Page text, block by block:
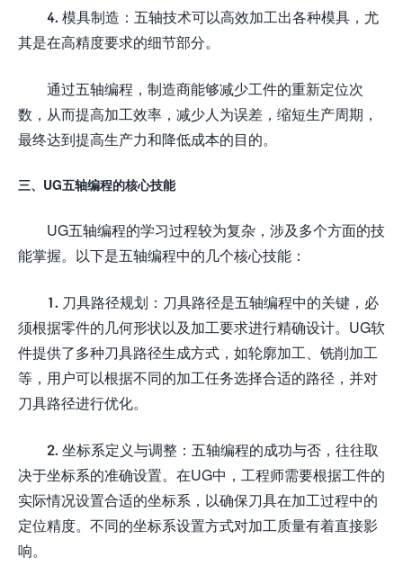
4. 模具制造：五轴技术可以高效加工出各种模具，尤
其是在高精度要求的细节部分。
通过五轴编程，制造商能够减少工件的重新定位次
数，从而提高加工效率，减少人为误差，缩短生产周期，
最终达到提高生产力和降低成本的目的。
三、UG五轴编程的核心技能
UG五轴编程的学习过程较为复杂，涉及多个方面的技
能掌握。以下是五轴编程中的几个核心技能：
1. 刀具路径规划：刀具路径是五轴编程中的关键，必
须根据零件的几何形状以及加工要求进行精确设计。UG软
件提供了多种刀具路径生成方式，如轮廓加工、铣削加工
等，用户可以根据不同的加工任务选择合适的路径，并对
刀具路径进行优化。
2. 坐标系定义与调整：五轴编程的成功与否，往往取
决于坐标系的准确设置。在UG中，工程师需要根据工件的
实际情况设置合适的坐标系，以确保刀具在加工过程中的
定位精度。不同的坐标系设置方式对加工质量有着直接影
响。